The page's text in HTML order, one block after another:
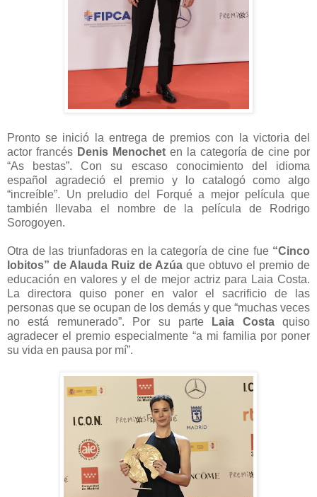
Pronto se inició la entrega de premios con la victoria del
actor francés Denis Menochet en la categoría de cine por
“As bestas”. Con su escaso conocimiento del idioma
español agradeció el premio y lo catalogó como algo
“increíble”. Un preludio del Forqué a mejor película que
también llevaba el nombre de la película de Rodrigo
Sorogoyen.
Otra de las triunfadoras en la categoría de cine fue “Cinco
lobitos” de Alauda Ruiz de Azúa que obtuvo el premio de
educación en valores y el de mejor actriz para Laia Costa.
La directora quiso poner en valor el sacrificio de las
personas que se ocupan de los demás y que “muchas veces
no está remunerado”. Por su parte
Laia Costaquiso
agradecer el premio especialmente “a mi familia por poner
su vida en pausa por mí”.